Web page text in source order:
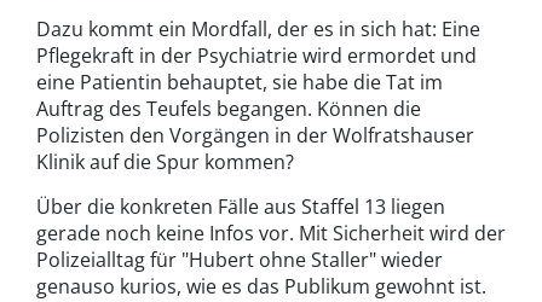
Dazu kommt ein Mordfall, der es in sich hat: Eine
Pflegekraft in der Psychiatrie wird ermordet und
eine Patientin behauptet, sie habe die Tat im
Auftrag des Teufels begangen. Können die
Polizisten den Vorgängen in der Wolfratshauser
Klinik auf die Spur kommen?
Über die konkreten Fälle aus Staffel 13 liegen
gerade noch keine Infos vor. Mit Sicherheit wird der
Polizeialltag für "Hubert ohne Staller" wieder
genauso kurios, wie es das Publikum gewohnt ist.